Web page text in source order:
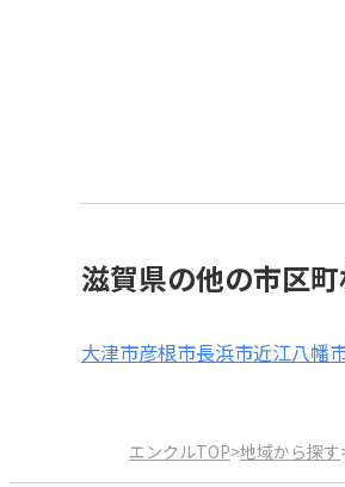
滋賀県の他の市区
大津市彦根市長浜市近江八幡
エンクルTOP>地域から探す